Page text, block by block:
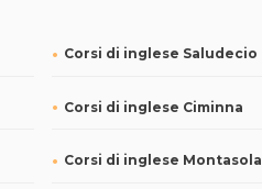
Corsi di inglese Saludecio
Corsi di inglese Ciminna
Corsi di inglese Montasola